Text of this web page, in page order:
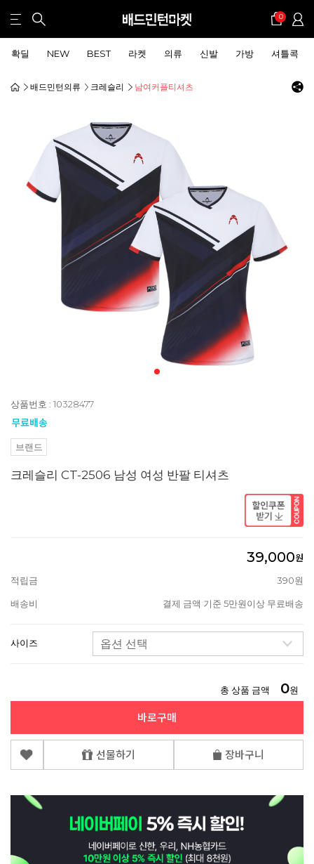
0
확딜 NEW BEST 라켓 의류 신발 가방 셔틀콕
배드민턴의류 크레슬리 남여커플티셔츠
상품번호 : 10328477
브랜드
크레슬리 CT-2506 남성 여성 반팔 티셔츠
39,000원
적립금
390원
배송비 결제 금액 기준 5만원이상 무료배송
사이즈
총 상품 금액 0원
바로구매
선물하기 장바구니